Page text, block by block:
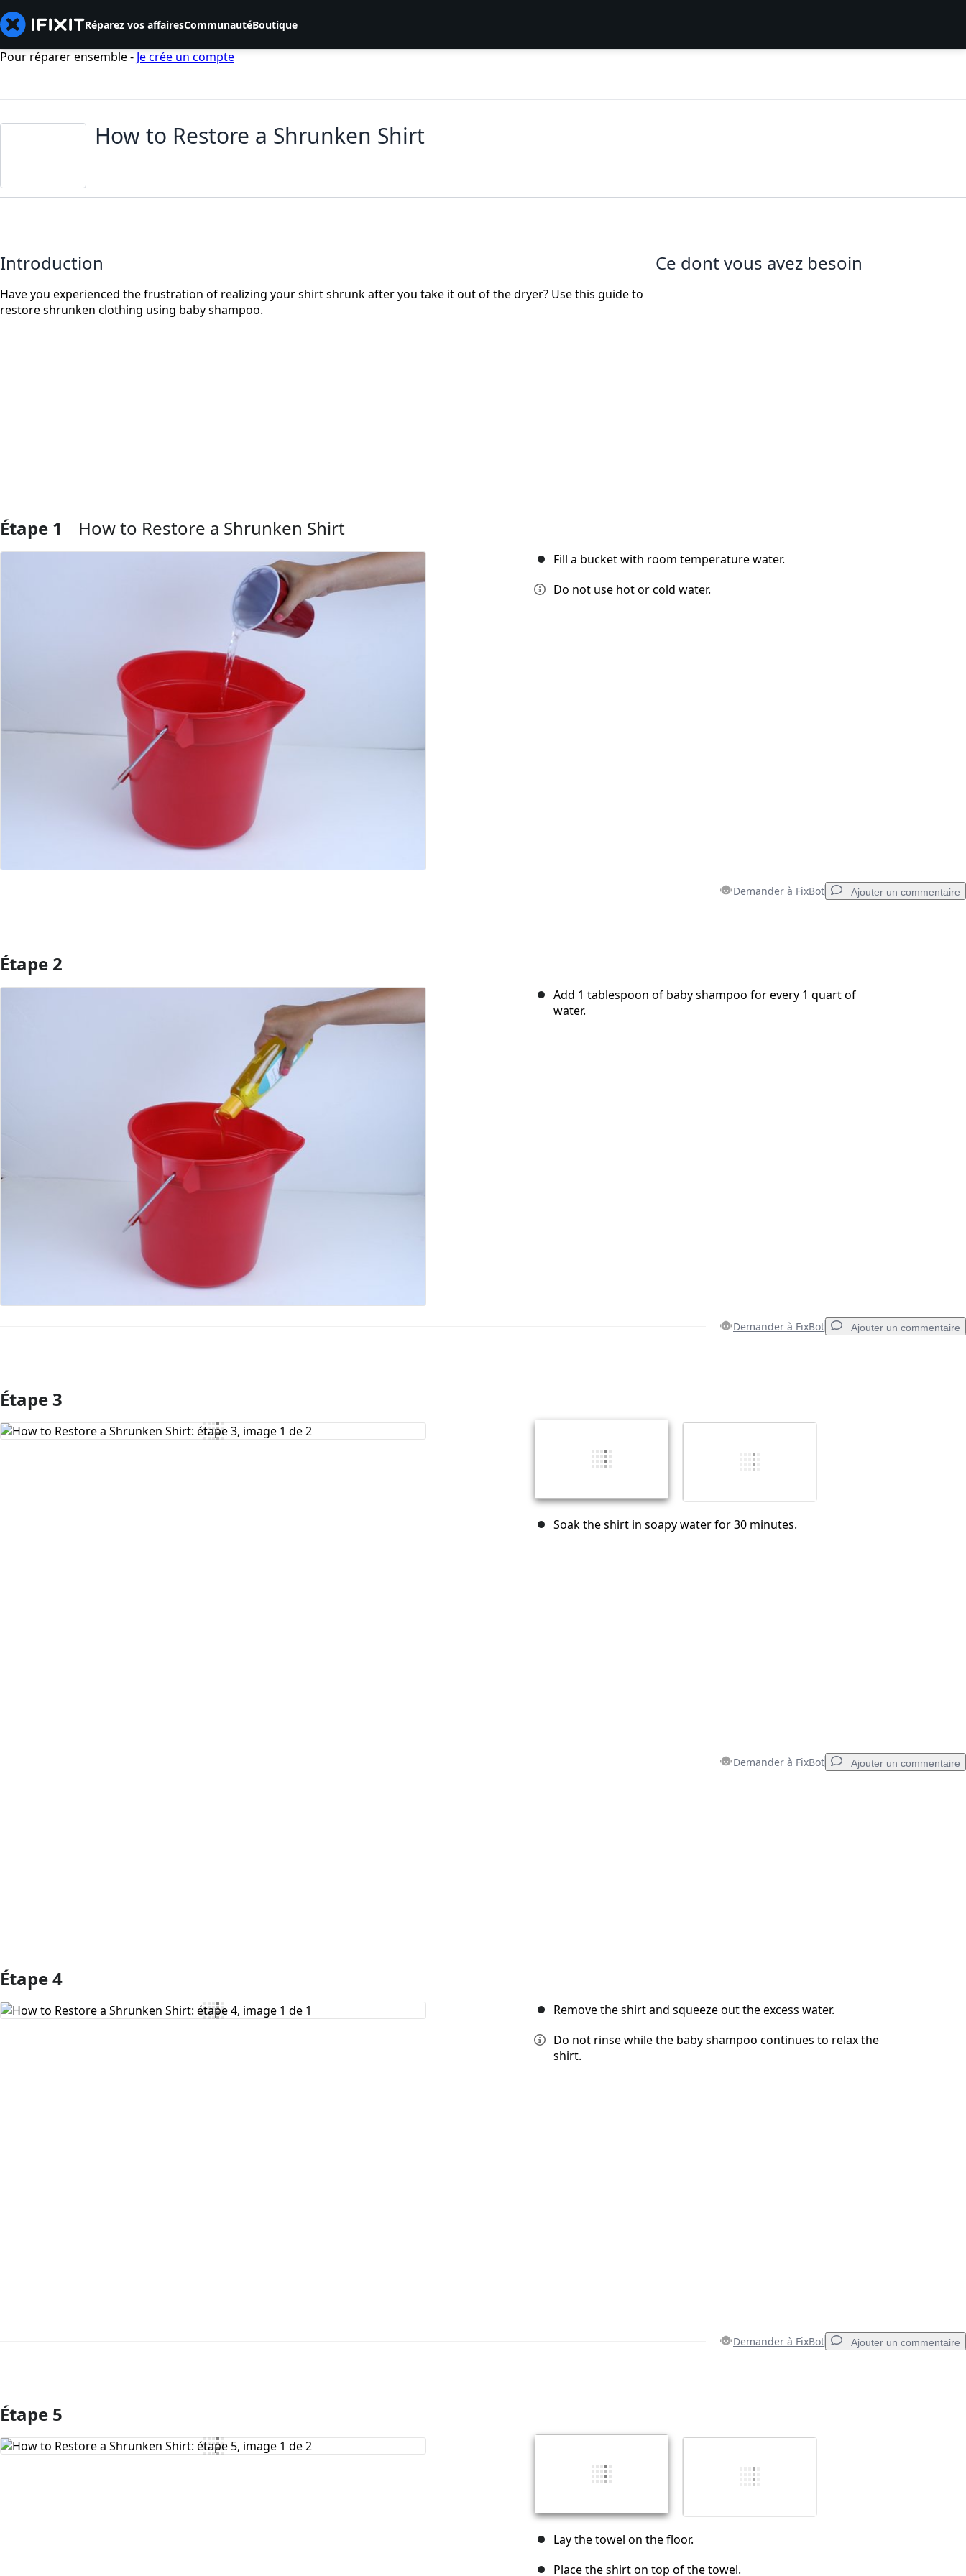
Réparez vos affairesCommunautéBoutique
Pour réparer ensemble - Je crée un compte
How to Restore a Shrunken Shirt
Introduction
Have you experienced the frustration of realizing your shirt shrunk after you take it out of the dryer? Use this guide to
restore shrunken clothing using baby shampoo.
Ce dont vous avez besoin
Étape 1 How to Restore a Shrunken Shirt
Fill a bucket with room temperature water.
Do not use hot or cold water.
Demander à FixBot Ajouter un commentaire
Ajouter un commentaire
Étape 2
Add 1 tablespoon of baby shampoo for every 1 quart of
water.
Demander à FixBot Ajouter un commentaire
Ajouter un commentaire
Étape 3
Soak the shirt in soapy water for 30 minutes.
Demander à FixBot Ajouter un commentaire
Étape 4
Remove the shirt and squeeze out the excess water.
Do not rinse while the baby shampoo continues to relax the
shirt.
Demander à FixBot Ajouter un commentaire
Ajouter un commentaire
Étape 5
Lay the towel on the floor.
Place the shirt on top of the towel.